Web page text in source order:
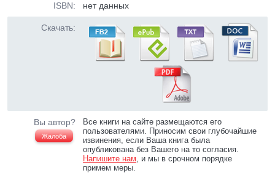
ISBN: нет данных
Скачать:
Вы автор?
Жалоба
Все книги на сайте размещаются его
пользователями. Приносим свои глубочайшие
извинения, если Ваша книга была
опубликована без Вашего на то согласия.
Напишите нам, и мы в срочном порядке
примем меры.